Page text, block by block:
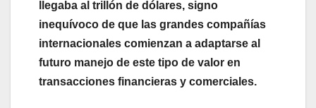
llegaba al trillón de dólares, signo
inequívoco de que las grandes compañías
internacionales comienzan a adaptarse al
futuro manejo de este tipo de valor en
transacciones financieras y comerciales.